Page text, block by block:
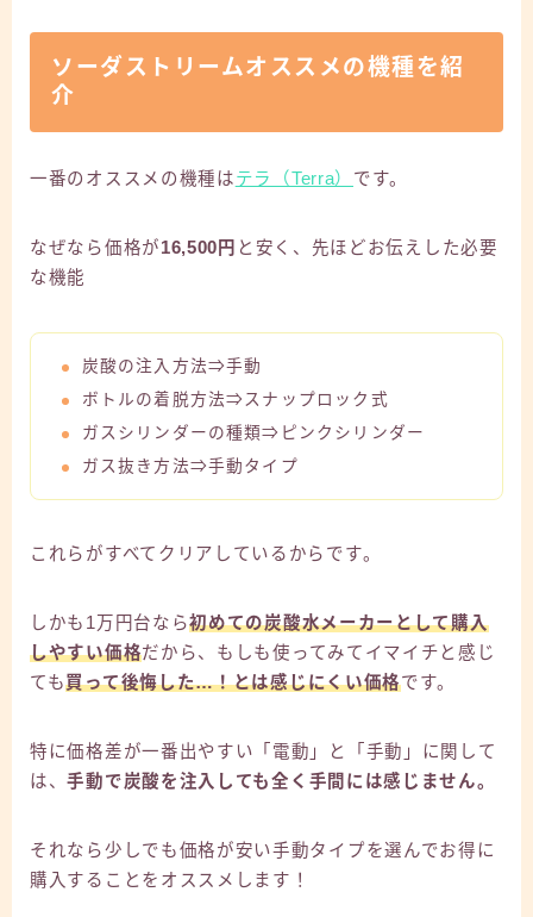
ソーダストリームオススメの機種を紹
介
一番のオススメの機種はテラ（Terra） です。
なぜなら価格が16,500円 と安く、先ほどお伝えした必要
な機能
炭酸の注入方法⇒手動
ボトルの着脱方法⇒スナップロック式
ガスシリンダーの種類⇒ピンクシリンダー
ガス抜き方法⇒手動タイプ
これらがすべてクリアしているからです。
しかも1万円台なら初めての炭酸水メーカーとして購入
しやすい価格だから、もしも使ってみてイマイチと感じ
ても買って後悔した…！とは感じにくい価格です。
特に価格差が一番出やすい「電動」と「手動」に関して
は、手動で炭酸を注入しても全く手間には感じません。
それなら少しでも価格が安い手動タイプを選んでお得に
購入することをオススメします！